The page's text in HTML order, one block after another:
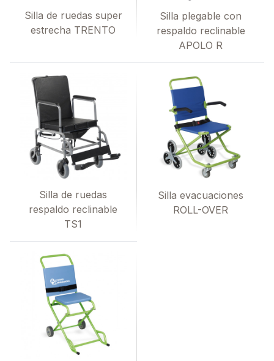
Silla de ruedas super
estrecha TRENTO
Silla plegable con
respaldo reclinable
APOLO R
Silla de ruedas
respaldo reclinable
TS1
Silla evacuaciones
ROLL-OVER